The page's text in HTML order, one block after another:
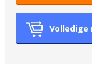
Volledige